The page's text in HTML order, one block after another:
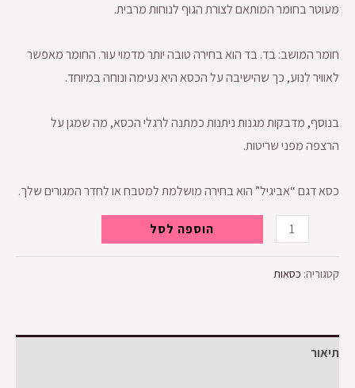
מעוטר בחומר המותאם לצורת הגוף לנוחות מרבית.
חומר המושב: בד. בד הוא בחירה טובה יותר מדמוי עור. החומר מאפשר
לאוויר לנוע, כך שהישיבה על הכסא היא נעימה ונוחה במיוחד.
בנוסף, מדבקות מגנות ניתנות כמתנה לרגלי הכסא, מה שמגן על
הרצפה מפני שריטות.
כסא דגם “אביגיל” הוא בחירה מושלמת למטבח או לחדר המגורים שלך.
הוספה לסל
קטגוריה: כסאות
תיאור